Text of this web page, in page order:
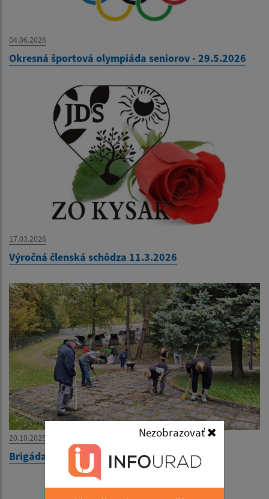
Nezobrazovať
04.06.2026
Okresná športová olympiáda seniorov - 29.5.2026
17.03.2026
Výročná členská schôdza 11.3.2026
20.10.2025
Brigáda na cintoríne 16.10.2025